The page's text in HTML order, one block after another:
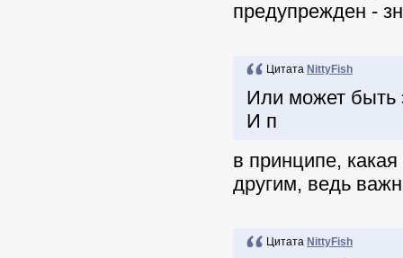
предупрежден -
Цитата NittyFish
Или может быть
И п
в принципе,
другим, ведь
Цитата NittyFish